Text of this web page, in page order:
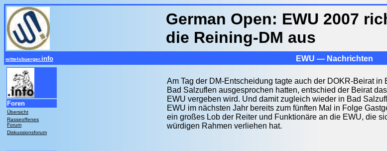
German Open: EWU 2007
die Reining-DM aus
wittelsbuerger. info EWU — Nachrichten
Foren
Übersicht
Rasseoffenes
Forum
Diskussionsforum
Am Tag der DM-Entscheidung tagte auch der DOKR-Beirat
Bad Salzuflen ausgesprochen hatten, entschied der Beirat
EWU vergeben wird. Und damit zugleich wieder in Bad
EWU im nächsten Jahr bereits zum fünften Mal in Folge
ein großes Lob der Reiter und Funktionäre an die EWU, die
würdigen Rahmen verliehen hat.